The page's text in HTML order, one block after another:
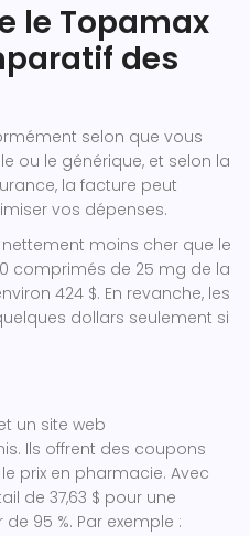
le Topamax
des
selon que vous
ou le générique, et selon la
la facture peut
vos dépenses.
moins cher que le
comprimés de 25 mg de la
424 $. En revanche, les
dollars seulement si
un site web
Ils offrent des coupons
prix en pharmacie. Avec
de 37,63 $ pour une
95 %. Par exemple :